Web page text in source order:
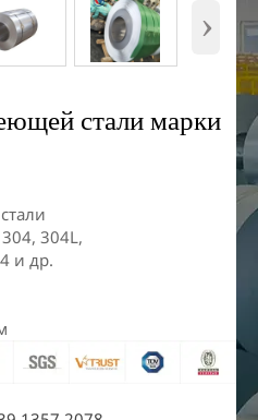
›
стали марки
304L,
и др.